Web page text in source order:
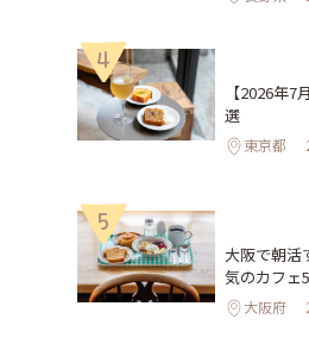
4
【2026年
選
東京都
5
大阪で朝活
気のカフェ
大阪府